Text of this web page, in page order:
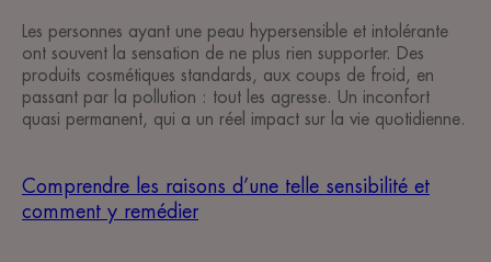
Les personnes ayant une peau hypersensible et intolérante
ont souvent la sensation de ne plus rien supporter. Des
produits cosmétiques standards, aux coups de froid, en
passant par la pollution : tout les agresse. Un inconfort
quasi permanent, qui a un réel impact sur la vie quotidienne.
Comprendre les raisons d’une telle sensibilité et
comment y remédier